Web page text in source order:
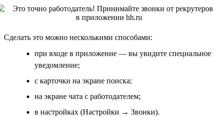
Сделать это можно несколькими способами:
при входе в приложение — вы увидите специальное
уведомление;
с карточки на экране поиска;
на экране чата с работодателем;
в настройках (Настройки → Звонки).